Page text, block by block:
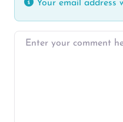
Your email address
Enter your comment here…